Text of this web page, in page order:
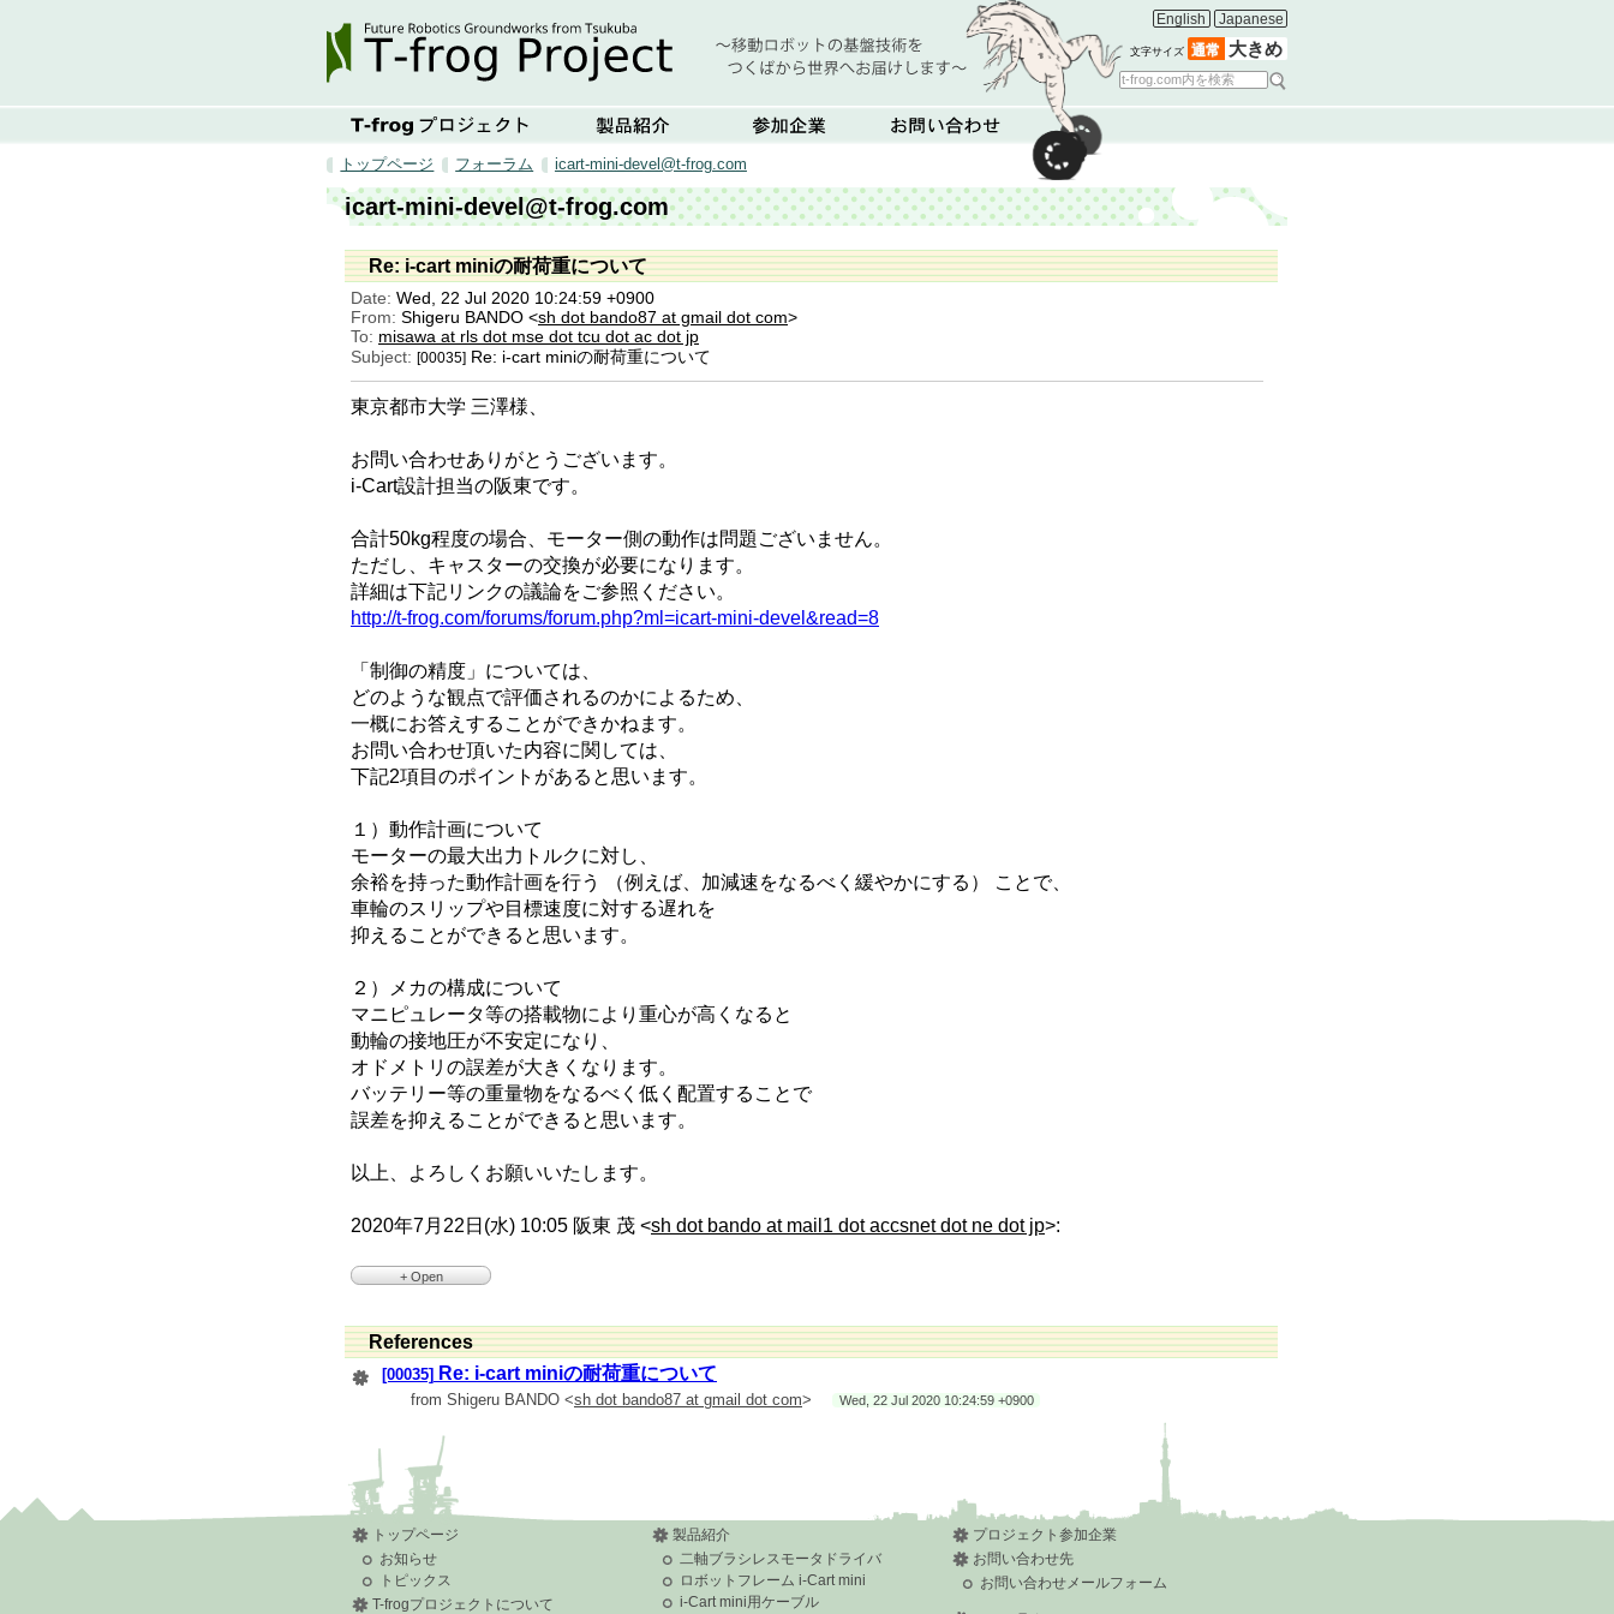
English Japanese
文字サイズ 通常 大きめ
トップページ フォーラム icart-mini-devel@t-frog.com
icart-mini-devel@t-frog.com
Re: i-cart miniの耐荷重について
Date: Wed, 22 Jul 2020 10:24:59 +0900
From: Shigeru BANDO <sh dot bando87 at gmail dot com>
To: misawa at rls dot mse dot tcu dot ac dot jp
Subject: [00035] Re: i-cart miniの耐荷重について
東京都市大学 三澤様、
お問い合わせありがとうございます。
i-Cart設計担当の阪東です。
合計50kg程度の場合、モーター側の動作は問題ございません。
ただし、キャスターの交換が必要になります。
詳細は下記リンクの議論をご参照ください。
http://t-frog.com/forums/forum.php?ml=icart-mini-devel&read=8
「制御の精度」については、
どのような観点で評価されるのかによるため、
一概にお答えすることができかねます。
お問い合わせ頂いた内容に関しては、
下記2項目のポイントがあると思います。
１）動作計画について
モーターの最大出力トルクに対し、
余裕を持った動作計画を行う （例えば、加減速をなるべく緩やかにする） ことで、
車輪のスリップや目標速度に対する遅れを
抑えることができると思います。
２）メカの構成について
マニピュレータ等の搭載物により重心が高くなると
動輪の接地圧が不安定になり、
オドメトリの誤差が大きくなります。
バッテリー等の重量物をなるべく低く配置することで
誤差を抑えることができると思います。
以上、よろしくお願いいたします。
2020年7月22日(水) 10:05 阪東 茂 <sh dot bando at mail1 dot accsnet dot ne dot jp>:
+ Open
> iPhoneから送信
>
> 転送されたメッセージ:
>
> *差出人:* Kento Misawa <misawa at rls dot mse dot tcu dot ac dot jp>
icart-mini-devel at t-frog dot com
> *件名:* *[icart-mini-devel:00034] i-cart miniの耐荷重について*
> *返信先:*icart-mini-devel at t-frog dot com
>
> 東京都市大学の三澤と申します．
>
> 現在私はモバイルマニピュレータについて研究をしており，
> マニピュレータを載せる移動ロボットとしてi-cart miniの購入を
> 検討しています．
> 購入するにあたり一つ懸念事項があり，
References
[00035] Re: i-cart miniの耐荷重について
from Shigeru BANDO <sh dot bando87 at gmail dot com> Wed, 22 Jul 2020 10:24:59 +0900
トップページ
お知らせ
トピックス
T-frogプロジェクトについて
製品紹介
二軸ブラシレスモータドライバ
ロボットフレーム i-Cart mini
i-Cart mini用ケーブル
プロジェクト参加企業
お問い合わせ先
お問い合わせメールフォーム